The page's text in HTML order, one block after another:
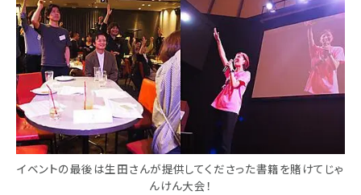
イベントの最後は生田さんが提供してくださった書籍を賭けてじゃ
んけん大会！